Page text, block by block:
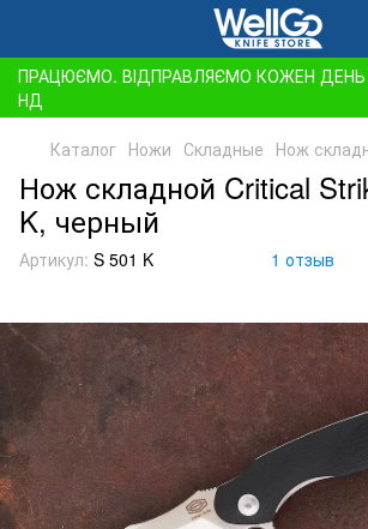
ПРАЦЮЄМО. ВІДПРАВЛЯЄМО КОЖЕН ДЕНЬ
НД
Каталог Ножи Складные Нож
Нож складной Critical
K, черный
Артикул: S 501 K 1 отзыв